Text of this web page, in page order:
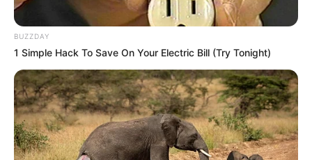
BUZZDAY
1 Simple Hack To Save On Your Electric Bill (Try Tonight)